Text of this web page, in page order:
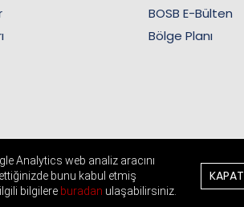
BOSB E-Bülten
Bölge Planı
Analytics web analiz aracını
ettiğinizde bunu kabul etmiş
bilgilere buradan ulaşabilirsiniz.
KAPAT